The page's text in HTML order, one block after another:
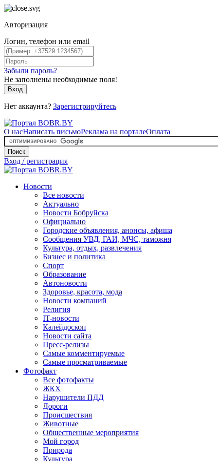
Авторизация
Логин, телефон или email
Забыли пароль?
Не заполнены необходимые поля!
Вход
Нет аккаунта? Зарегистрируйтесь
О насНаписать письмоРеклама на порталеОплата
Поиск
Вход / регистрация
Новости
Все новости
Актуально
Новости Бобруйска
Официально
Городские объявления, анонсы, афиша
Сообщения УВД, ГАИ, МЧС, таможня
Культура, отдых, развлечения
Бизнес и политика
Спорт
Образование
Автоновости
Здоровье, красота, мода
Новости компаний
Религия
IT-новости
Калейдоскоп
Новости сайта
Пресс-релизы
Самые комментируемые
Самые просматриваемые
Фотофакт
Все фотофакты
ЖКХ
Нарушители ПДД
Дороги
Происшествия
Животные
Общественные мероприятия
Мой город
Природа
Культура